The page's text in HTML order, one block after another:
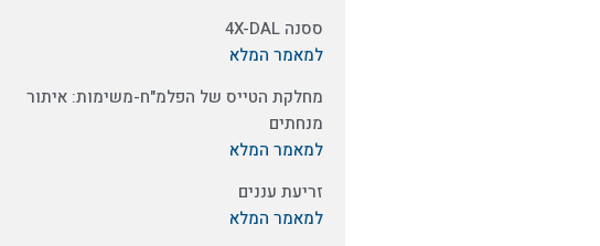
ססנה 4X-DAL
למאמר המלא
מחלקת הטייס של הפלמ"ח-משימות: איתור
מנחתים
למאמר המלא
זריעת עננים
למאמר המלא